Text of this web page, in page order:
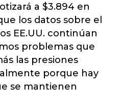
a $3.894 en
los datos sobre el
EE.UU. continúan
problemas que
las presiones
porque hay
se mantienen